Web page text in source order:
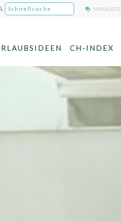
MERKLISTE
CH-INDEX